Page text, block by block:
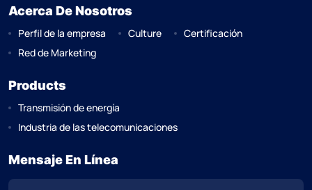
Acerca De Nosotros
Perfil de la empresa Culture
Certificación
Red de Marketing
Products
Transmisión de energía
Industria de las telecomunicaciones
Mensaje En Línea